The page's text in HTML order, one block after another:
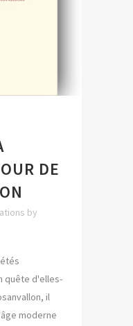
DE
by
quête d'elles-
il
moderne